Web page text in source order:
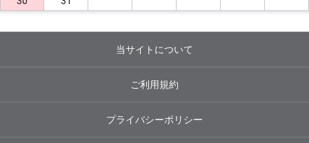
当サイトについて
ご利用規約
プライバシーポリシー